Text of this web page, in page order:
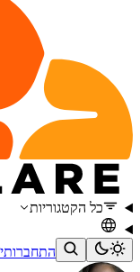
כל הקטגוריות
התחברות